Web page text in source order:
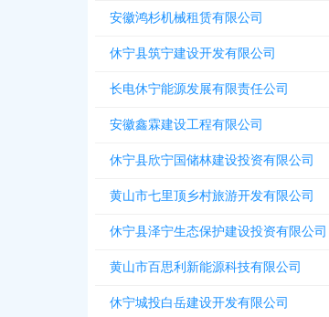
安徽鸿杉机械租赁有限公司
休宁县筑宁建设开发有限公司
长电休宁能源发展有限责任公司
安徽鑫霖建设工程有限公司
休宁县欣宁国储林建设投资有限公司
黄山市七里顶乡村旅游开发有限公司
休宁县泽宁生态保护建设投资有限公司
黄山市百思利新能源科技有限公司
休宁城投白岳建设开发有限公司